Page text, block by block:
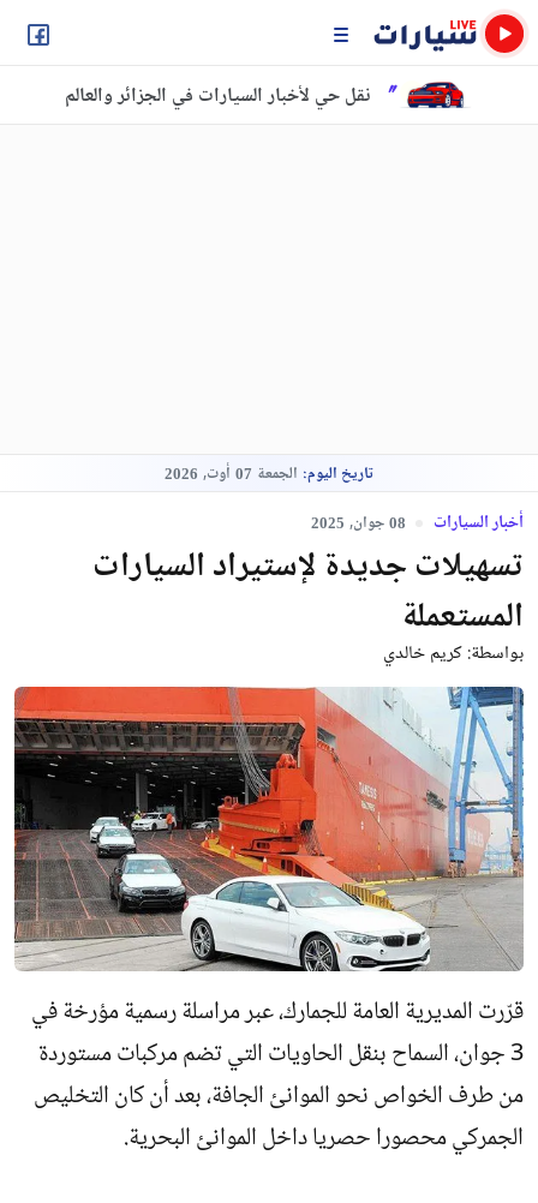
نقل حي لأخبار السيارات في الجزائر والعالم
تاريخ اليوم: الجمعة 07 أوت, 2026
أخبار السيارات 08 جوان, 2025
تسهيلات جديدة لإستيراد السيارات
المستعملة
بواسطة:كريم خالدي
قرّرت المديرية العامة للجمارك، عبر مراسلة رسمية مؤرخة في
3 جوان، السماح بنقل الحاويات التي تضم مركبات مستوردة
من طرف الخواص نحو الموانئ الجافة، بعد أن كان التخليص
الجمركي محصورا حصريا داخل الموانئ البحرية.